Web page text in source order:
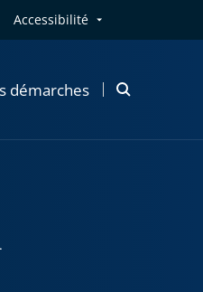
Accessibilité
démarches
Ouvrir